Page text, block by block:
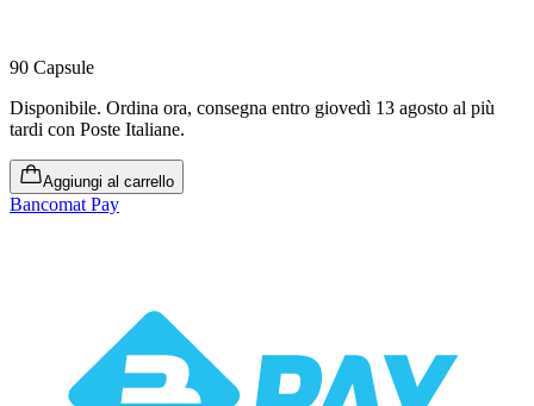
90 Capsule
Disponibile. Ordina ora, consegna entro giovedì 13 agosto al più
tardi con Poste Italiane.
Aggiungi al carrello
Bancomat Pay